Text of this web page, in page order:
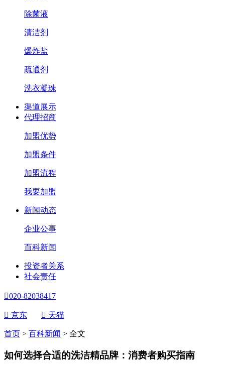
除菌液
清洁剂
爆炸盐
疏通剂
洗衣凝珠
渠道展示
代理招商
加盟优势
加盟条件
加盟流程
我要加盟
新闻动态
企业公事
百科新闻
投资者关系
社会责任
020-82038417
 京东  天猫
首页 > 百科新闻 > 全文
如何选择合适的洗洁精品牌：消费者购买指南